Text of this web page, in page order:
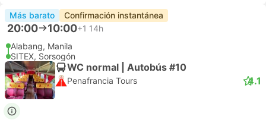
Más barato Confirmación instantánea
20:00 10:00+1 14h
Alabang, Manila
SITEX, Sorsogón
WC normal | Autobús #10
Penafrancia Tours 4.1